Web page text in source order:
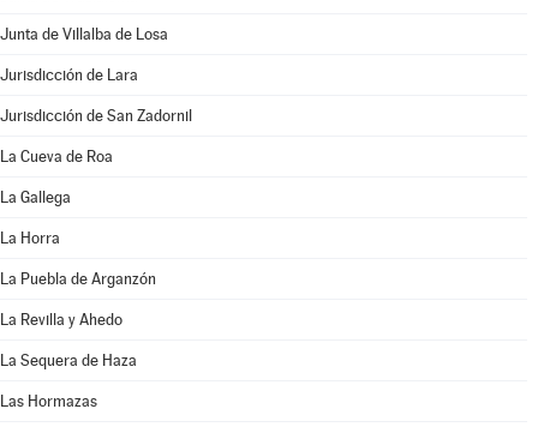
Junta de Villalba de Losa
Jurisdicción de Lara
Jurisdicción de San Zadornil
La Cueva de Roa
La Gallega
La Horra
La Puebla de Arganzón
La Revilla y Ahedo
La Sequera de Haza
Las Hormazas